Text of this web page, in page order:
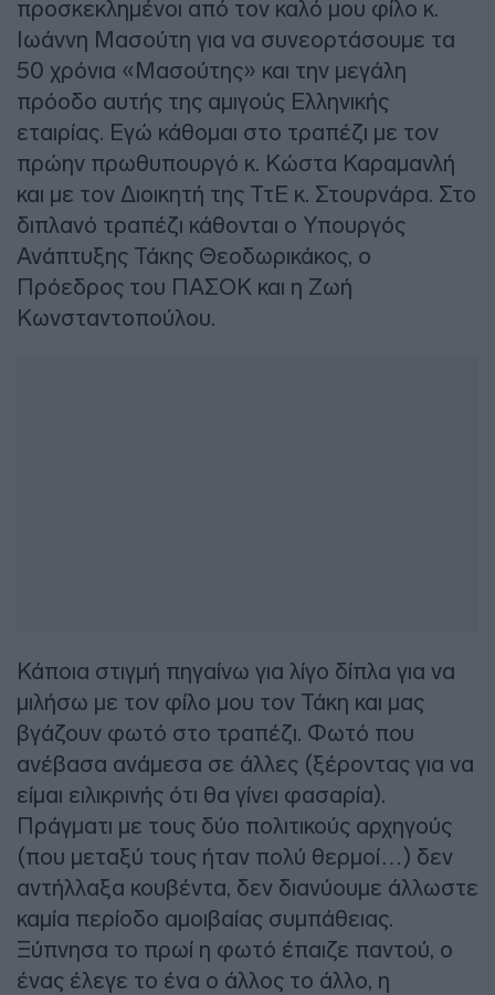
προσκεκλημένοι από τον καλό μου φίλο κ.
Ιωάννη Μασούτη για να συνεορτάσουμε τα
50 χρόνια «Μασούτης» και την μεγάλη
πρόοδο αυτής της αμιγούς Ελληνικής
εταιρίας. Εγώ κάθομαι στο τραπέζι με τον
πρώην πρωθυπουργό κ. Κώστα Καραμανλή
και με τον Διοικητή της ΤτΕ κ. Στουρνάρα. Στο
διπλανό τραπέζι κάθονται ο Υπουργός
Ανάπτυξης Τάκης Θεοδωρικάκος, ο
Πρόεδρος του ΠΑΣΟΚ και η Ζωή
Κωνσταντοπούλου.
Κάποια στιγμή πηγαίνω για λίγο δίπλα για να
μιλήσω με τον φίλο μου τον Τάκη και μας
βγάζουν φωτό στο τραπέζι. Φωτό που
ανέβασα ανάμεσα σε άλλες (ξέροντας για να
είμαι ειλικρινής ότι θα γίνει φασαρία).
Πράγματι με τους δύο πολιτικούς αρχηγούς
(που μεταξύ τους ήταν πολύ θερμοί…) δεν
αντήλλαξα κουβέντα, δεν διανύουμε άλλωστε
καμία περίοδο αμοιβαίας συμπάθειας.
Ξύπνησα το πρωί η φωτό έπαιζε παντού, ο
ένας έλεγε το ένα ο άλλος το άλλο, η